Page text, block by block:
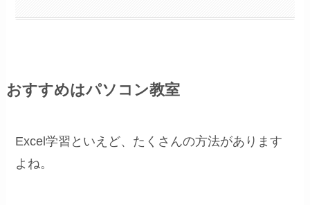
おすすめはパソコン教室
Excel学習といえど、たくさんの方法があります
よね。